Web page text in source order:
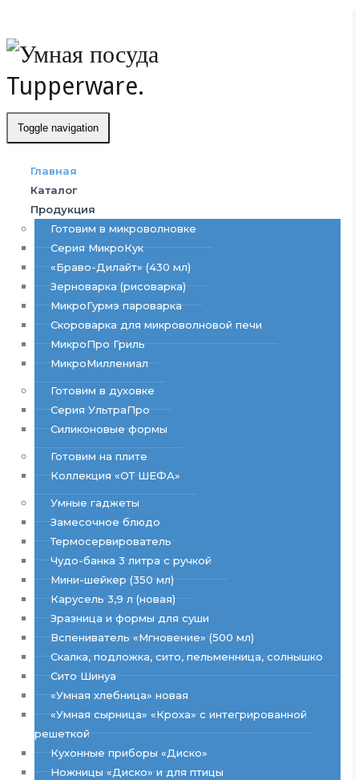
Toggle navigation
Главная
Каталог
Продукция
Готовим в микроволновке
Серия МикроКук
«Браво-Дилайт» (430 мл)
Зерноварка (рисоварка)
МикроГурмэ пароварка
Скороварка для микроволновой печи
МикроПро Гриль
МикроМиллениал
Готовим в духовке
Серия УльтраПро
Силиконовые формы
Готовим на плите
Коллекция «ОТ ШЕФА»
Умные гаджеты
Замесочное блюдо
Термосервирователь
Чудо-банка 3 литра с ручкой
Мини-шейкер (350 мл)
Карусель 3,9 л (новая)
Зразница и формы для суши
Вспениватель «Мгновение» (500 мл)
Скалка, подложка, сито, пельменница, солнышко
Сито Шинуа
«Умная хлебница» новая
«Умная сырница» «Кроха» с интегрированной
решеткой
Кухонные приборы «Диско»
Ножницы «Диско» и для птицы